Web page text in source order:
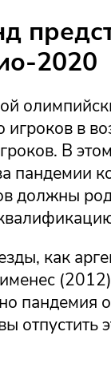
2020
игроков в
В
пандемии
должны
как
пандемия